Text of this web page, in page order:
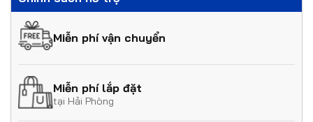
Miễn phí vận chuyển
Miễn phí lắp đặt
tại Hải Phòng